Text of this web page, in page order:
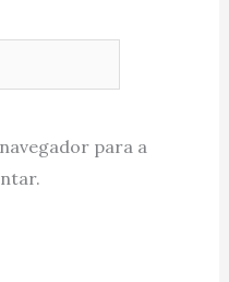
para a